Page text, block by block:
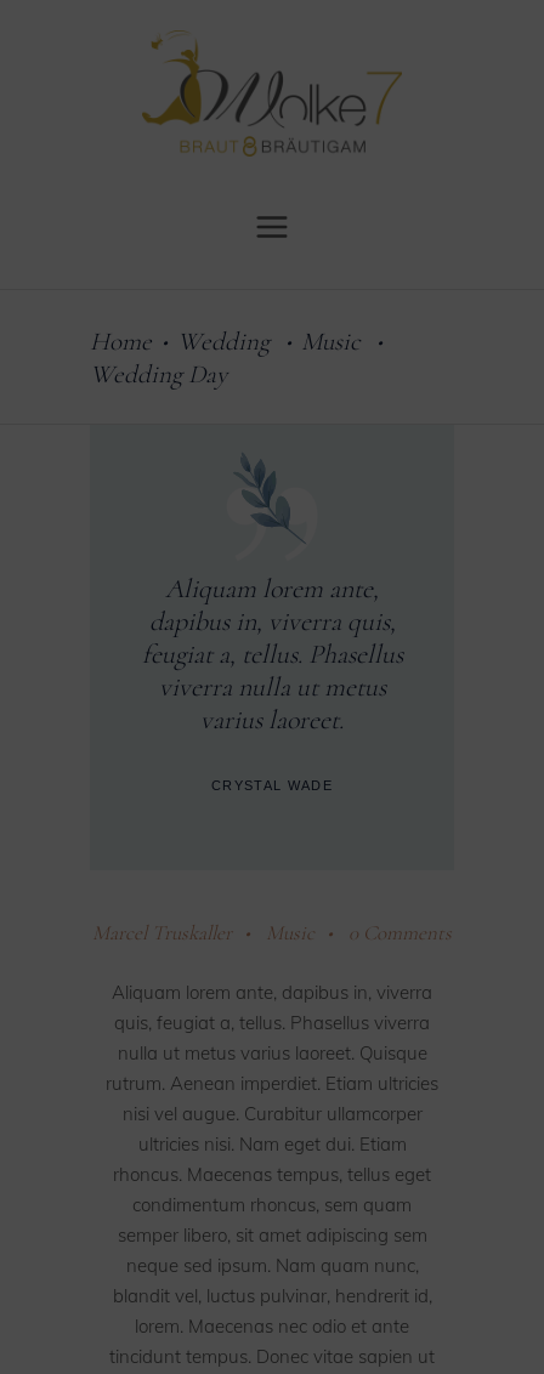
Home • Wedding • Music •
Wedding Day
Aliquam lorem ante,
dapibus in, viverra quis,
feugiat a, tellus. Phasellus
viverra nulla ut metus
varius laoreet.
CRYSTAL WADE
Marcel Truskaller Music 0 Comments
Aliquam lorem ante, dapibus in, viverra
quis, feugiat a, tellus. Phasellus viverra
nulla ut metus varius laoreet. Quisque
rutrum. Aenean imperdiet. Etiam ultricies
nisi vel augue. Curabitur ullamcorper
ultricies nisi. Nam eget dui. Etiam
rhoncus. Maecenas tempus, tellus eget
condimentum rhoncus, sem quam
semper libero, sit amet adipiscing sem
neque sed ipsum. Nam quam nunc,
blandit vel, luctus pulvinar, hendrerit id,
lorem. Maecenas nec odio et ante
tincidunt tempus. Donec vitae sapien ut